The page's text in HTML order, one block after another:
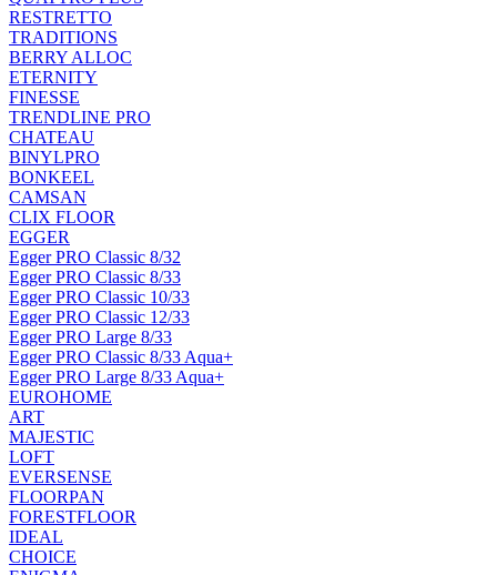
RESTRETTO
TRADITIONS
BERRY ALLOC
ETERNITY
FINESSE
TRENDLINE PRO
CHATEAU
BINYLPRO
BONKEEL
CAMSAN
CLIX FLOOR
EGGER
Egger PRO Classic 8/32
Egger PRO Classic 8/33
Egger PRO Classic 10/33
Egger PRO Classic 12/33
Egger PRO Large 8/33
Egger PRO Classic 8/33 Aqua+
Egger PRO Large 8/33 Aqua+
EUROHOME
ART
MAJESTIC
LOFT
EVERSENSE
FLOORPAN
FORESTFLOOR
IDEAL
CHOICE